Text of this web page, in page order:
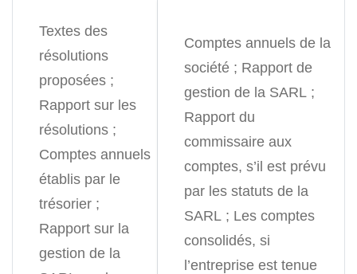
Textes des
résolutions
proposées ;
Rapport sur les
résolutions ;
Comptes annuels
établis par le
trésorier ;
Rapport sur la
gestion de la
Comptes annuels de la
société ; Rapport de
gestion de la SARL ;
Rapport du
commissaire aux
comptes, s’il est prévu
par les statuts de la
SARL ; Les comptes
consolidés, si
l’entreprise est tenue